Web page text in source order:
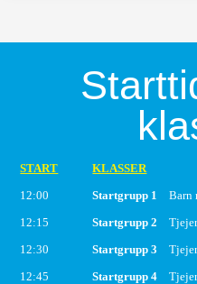
START KLASSER
12:00
Startgrupp 1 Barn
12:15
Startgrupp 2
12:30
Startgrupp 3
12:45
Startgrupp 4